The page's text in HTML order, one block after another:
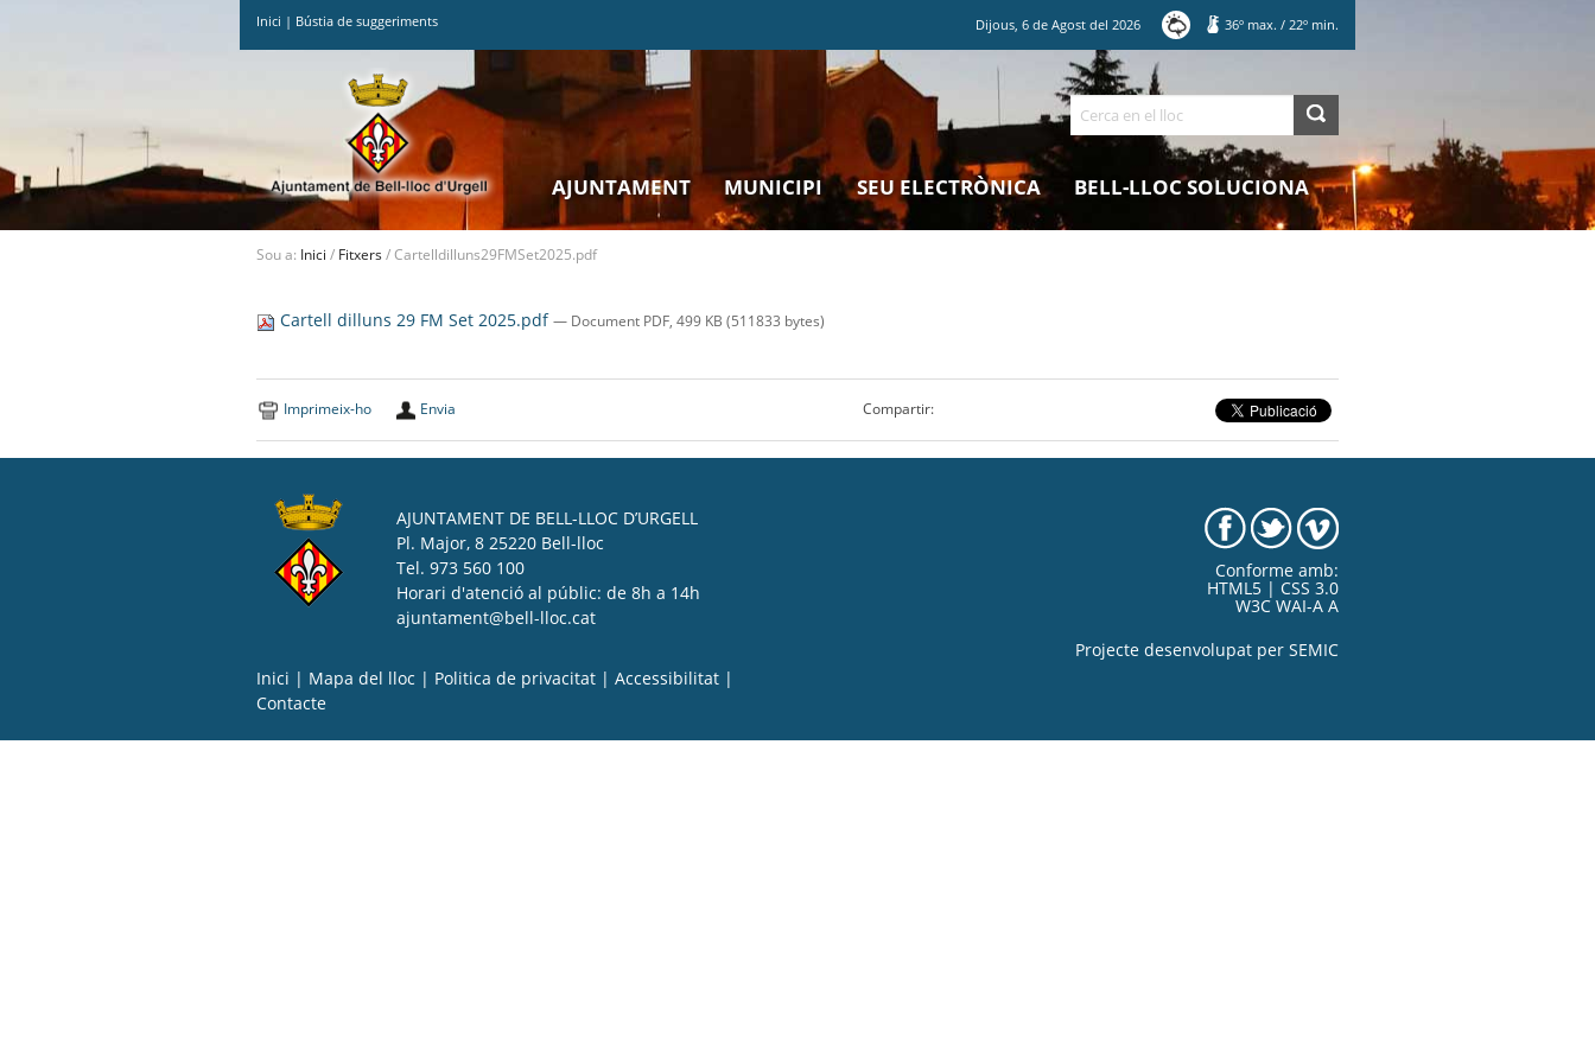
Inici | Bústia de suggeriments Dijous,6 deAgost del2026 36º max. / 22º min.
Cerca
AJUNTAMENT MUNICIPI SEU ELECTRÒNICA BELL-LLOC SOLUCIONA
Sou a: Inici / Fitxers/Cartelldilluns29FMSet2025.pdf
Cartell dilluns 29 FM Set 2025.pdf— Document PDF, 499 KB (511833 bytes)
Imprimeix-ho Envia Compartir:
AJUNTAMENT DE BELL-LLOC D’URGELL
Pl. Major, 8 25220 Bell-lloc
Tel. 973 560 100
Horari d'atenció al públic: de 8h a 14h
ajuntament@bell-lloc.cat
Inici | Mapa del lloc | Politica de privacitat | Accessibilitat |
Contacte
Conforme amb:
HTML5 | CSS 3.0
W3C WAI-A A
Projecte desenvolupat per SEMIC